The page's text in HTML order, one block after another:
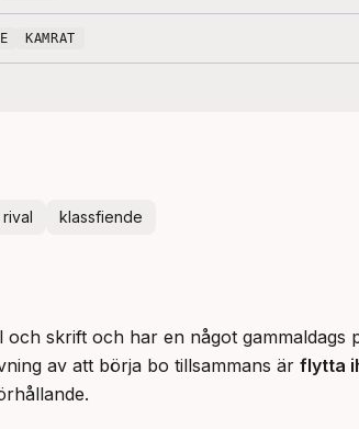
KAMRAT
rival klassfiende
skrift och har en något gammaldags
av att börja bo tillsammans är flytta